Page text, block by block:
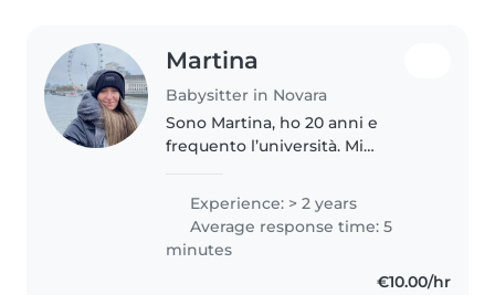
Martina
Babysitter in Novara
Sono Martina, ho 20 anni e
frequento l’università. Mi
al nido come maestra di
psicomotricità. Mi piace passare
il mio tempo libero facendo la
babysitter...
Experience: > 2 years
Average response time: 5
minutes
€10.00/hr